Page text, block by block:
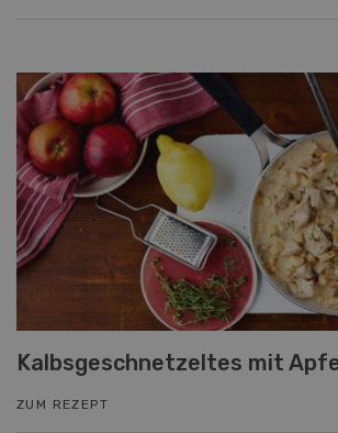
Kalbsgeschnetzeltes mit
ZUM REZEPT